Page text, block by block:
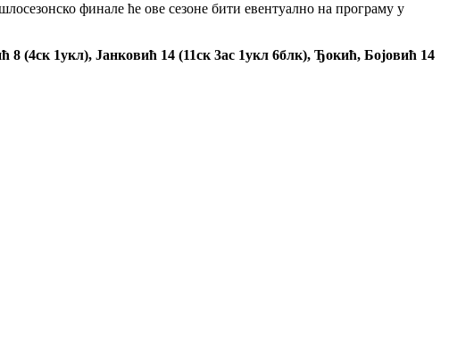
финале ће ове сезоне бити евентуално на програму у
(4ск 1укл), Јанковић 14 (11ск 3ас 1укл 6блк), Ђокић, Бојовић 14